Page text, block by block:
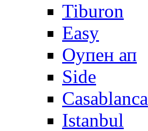
Tiburon
Easy
Оупен ап
Side
Casablanca
Istanbul